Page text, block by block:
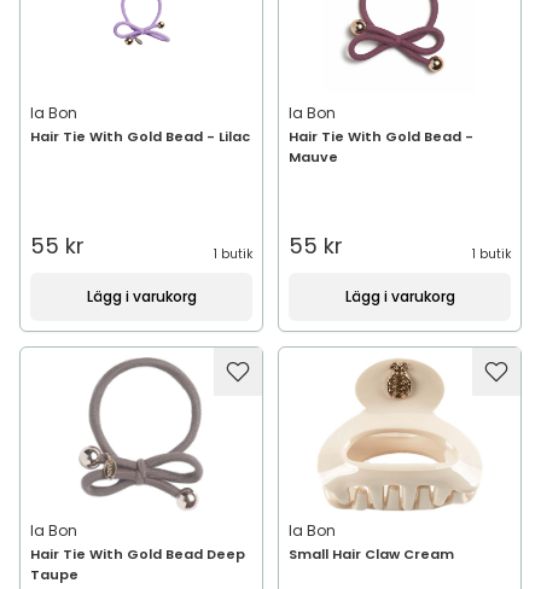
Ia Bon
Hair Tie With Gold Bead - Lilac
55 kr 1 butik
Lägg i varukorg
Ia Bon
Hair Tie With Gold Bead -
Mauve
55 kr 1 butik
Lägg i varukorg
Ia Bon
Hair Tie With Gold Bead Deep
Taupe
Ia Bon
Small Hair Claw Cream